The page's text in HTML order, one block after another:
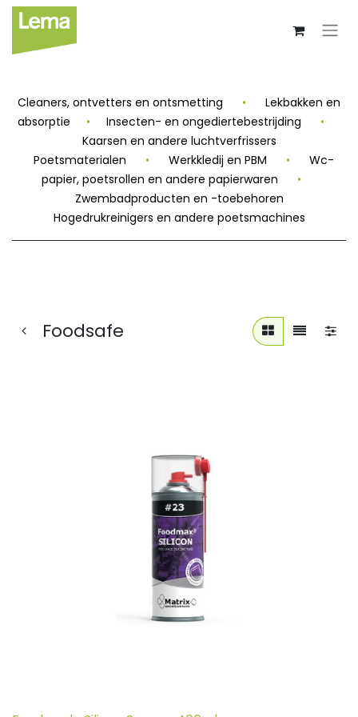
Cleaners, ontvetters en ontsmetting •
Lekbakken en
absorptie
• Insecten- en ongediertebestrijding
•
Kaarsen en andere luchtverfrissers
Poetsmaterialen
• Werkkledij en PBM •
Wc-
papier, poetsrollen en andere papierwaren
•
Zwembadproducten en -toebehoren
Hogedrukreinigers en andere poetsmachines
Foodsafe